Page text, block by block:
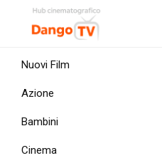
Nuovi Film
Azione
Bambini
Cinema